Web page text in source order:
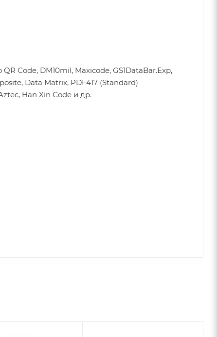
Code, DM10mil, Maxicode, GS1DataBar.Exp,
Data Matrix, PDF417 (Standard)
Han Xin Code и др.